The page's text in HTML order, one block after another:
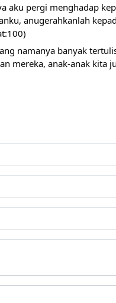
aku pergi menghadap
anugerahkanlah
namanya banyak
mereka, anak-anak kita